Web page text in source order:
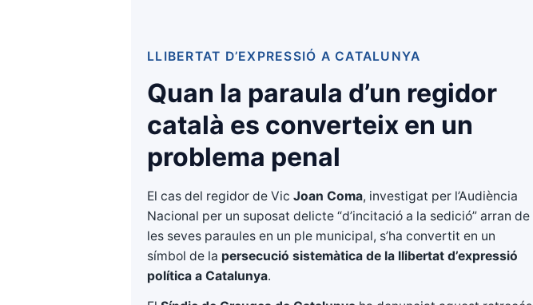
LLIBERTAT D’EXPRESSIÓ A CATALUNYA
Quan la paraula d’un regidor
català es converteix en un
problema penal
El cas del regidor de Vic Joan Coma, investigat per l’Audiència
Nacional per un suposat delicte “d’incitació a la sedició” arran de
les seves paraules en un ple municipal, s’ha convertit en un
símbol de la persecució sistemàtica de la llibertat d’expressió
política a Catalunya.